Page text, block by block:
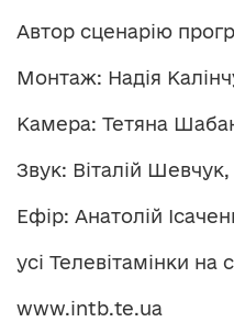
Автор сценарію
Монтаж: Надія
Камера: Тетяна
Звук: Віталій Шевчук,
Ефір: Анатолій
усі Телевітамінки на
www.intb.te.ua